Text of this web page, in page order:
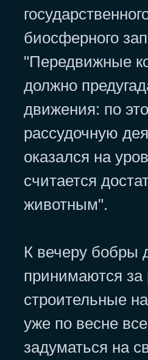
биосферного
"Передвижные
должно
движения: по
рассудочную
оказался на
считается
животным".
К вечеру бобры
принимаются за
строительные
уже по весне
задуматься на